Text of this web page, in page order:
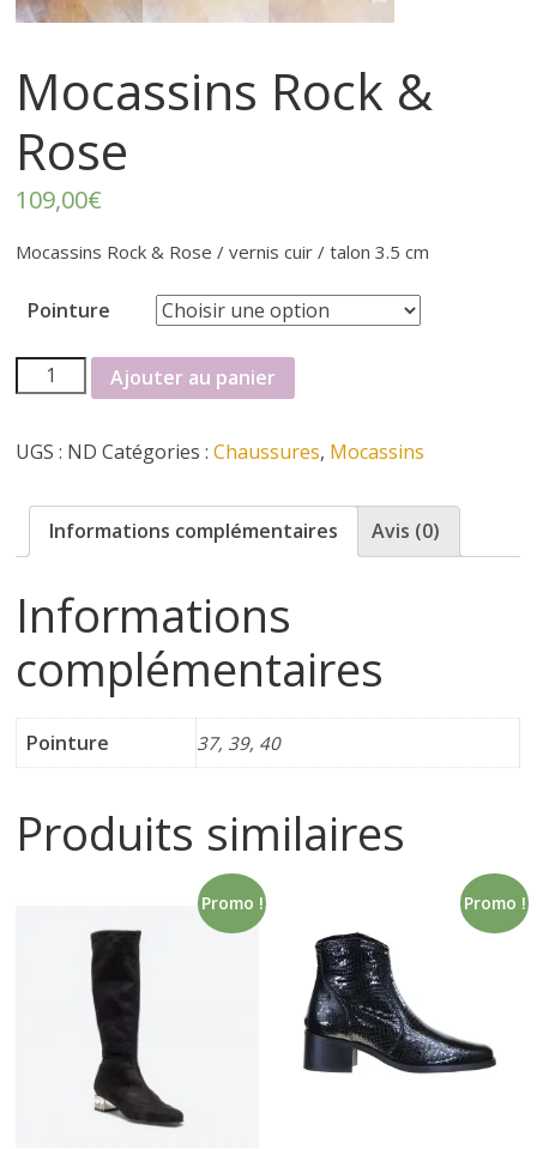
t
e
r
f
é
m
i
n
i
n
e
t
c
Mocassins Rock &
Rose
109,00€
Mocassins Rock & Rose / vernis cuir / talon 3.5 cm
Pointure
quantité
de
Rock
Rose
Ajouter au panier
UGS : ND Catégories :Chaussures, Mocassins
Informations complémentaires Avis (0)
Informations
complémentaires
Pointure 37, 39, 40
Produits similaires
Promo ! Promo !